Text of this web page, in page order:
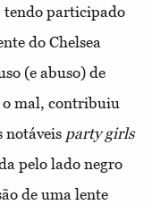
tendo participado
do Chelsea
(e abuso) de
o mal, contribuiu
notáveis party girls
pelo lado negro
de uma lente